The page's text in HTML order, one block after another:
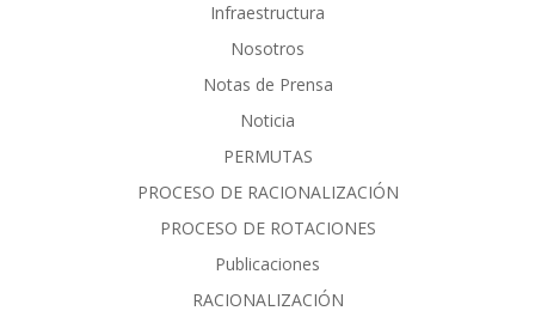
Infraestructura
Nosotros
Notas de Prensa
Noticia
PERMUTAS
PROCESO DE RACIONALIZACIÓN
PROCESO DE ROTACIONES
Publicaciones
RACIONALIZACIÓN